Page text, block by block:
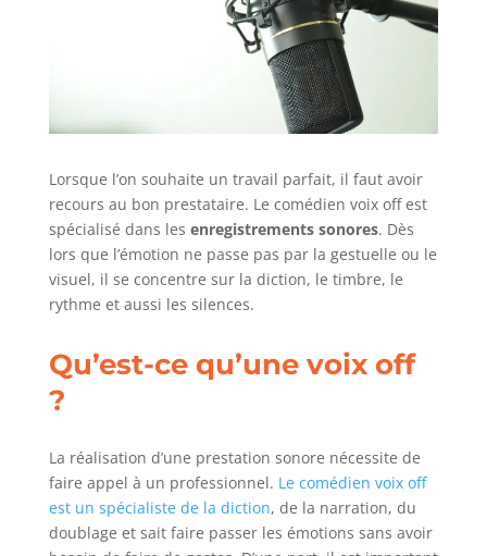
Lorsque l’on souhaite un travail parfait, il faut avoir
recours au bon prestataire. Le comédien voix off est
spécialisé dans les enregistrements sonores. Dès
lors que l’émotion ne passe pas par la gestuelle ou le
visuel, il se concentre sur la diction, le timbre, le
rythme et aussi les silences.
Qu’est-ce qu’une voix off
?
La réalisation d’une prestation sonore nécessite de
faire appel à un professionnel. Le comédien voix off
est un spécialiste de la diction, de la narration, du
doublage et sait faire passer les émotions sans avoir